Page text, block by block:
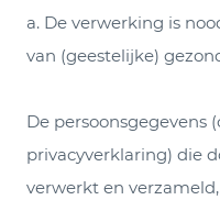
a. De verwerking is
van (geestelijke)
De persoonsgegevens
privacyverklaring) die
verwerkt en